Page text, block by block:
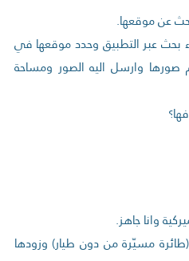
عن موقعها.
بحث عبر التطبيق وحدد موقعها في
وارسل اليه الصور ومساحة
وانا جاهز.
مسيّرة من دون طيار) وزودها